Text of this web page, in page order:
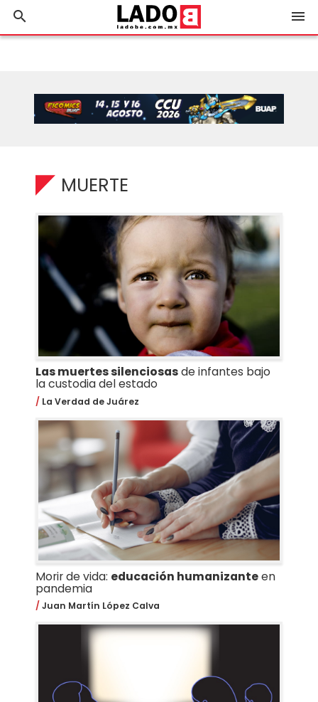
search menu
MUERTE
Las muertes silenciosasde infantes bajo
la custodia del estado
La Verdad de Juárez
Morir de vida: educación humanizanteen
pandemia
Juan Martín López Calva